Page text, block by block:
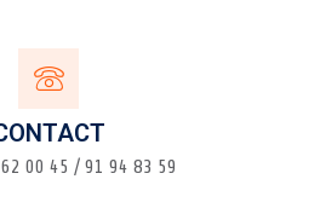
00 45 / 91 94 83 59